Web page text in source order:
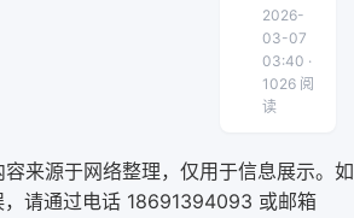
常见法
律风险
解析及
防范策
略
2026-
03-07
03:40 ·
1026 阅
读
来源于网络整理，仅用于信息展示。如
，请通过电话 18691394093 或邮箱